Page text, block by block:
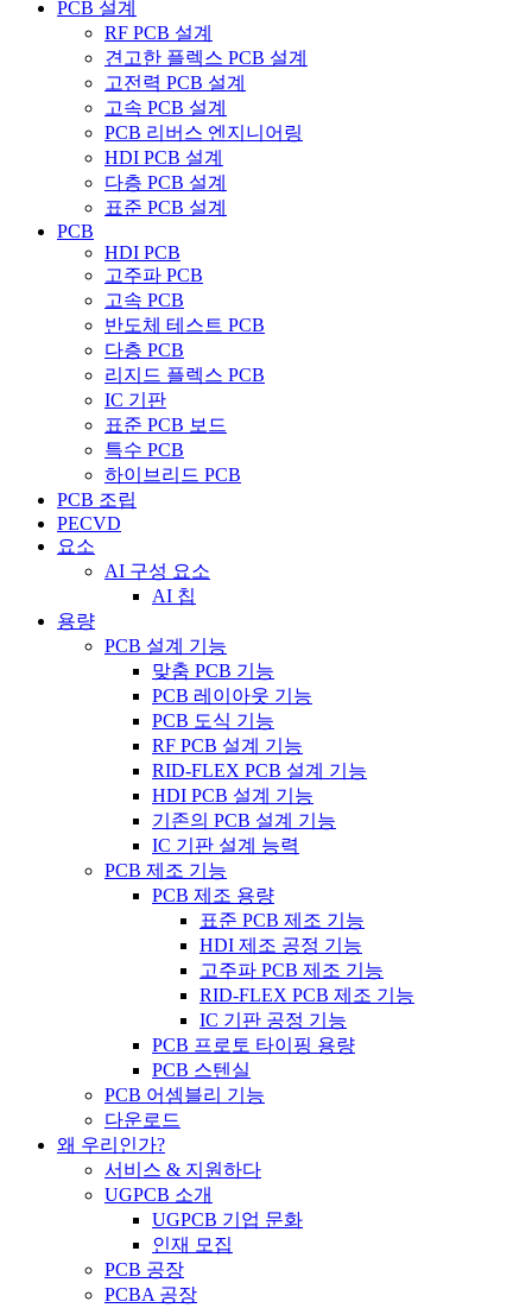
PCB 설계
RF PCB 설계
견고한 플렉스 PCB 설계
고전력 PCB 설계
고속 PCB 설계
PCB 리버스 엔지니어링
HDI PCB 설계
다층 PCB 설계
표준 PCB 설계
PCB
HDI PCB
고주파 PCB
고속 PCB
반도체 테스트 PCB
다층 PCB
리지드 플렉스 PCB
IC 기판
표준 PCB 보드
특수 PCB
하이브리드 PCB
PCB 조립
PECVD
요소
AI 구성 요소
AI 칩
용량
PCB 설계 기능
맞춤 PCB 기능
PCB 레이아웃 기능
PCB 도식 기능
RF PCB 설계 기능
RID-FLEX PCB 설계 기능
HDI PCB 설계 기능
기존의 PCB 설계 기능
IC 기판 설계 능력
PCB 제조 기능
PCB 제조 용량
표준 PCB 제조 기능
HDI 제조 공정 기능
고주파 PCB 제조 기능
RID-FLEX PCB 제조 기능
IC 기판 공정 기능
PCB 프로토 타이핑 용량
PCB 스텐실
PCB 어셈블리 기능
다운로드
왜 우리인가?
서비스 & 지원하다
UGPCB 소개
UGPCB 기업 문화
인재 모집
PCB 공장
PCBA 공장